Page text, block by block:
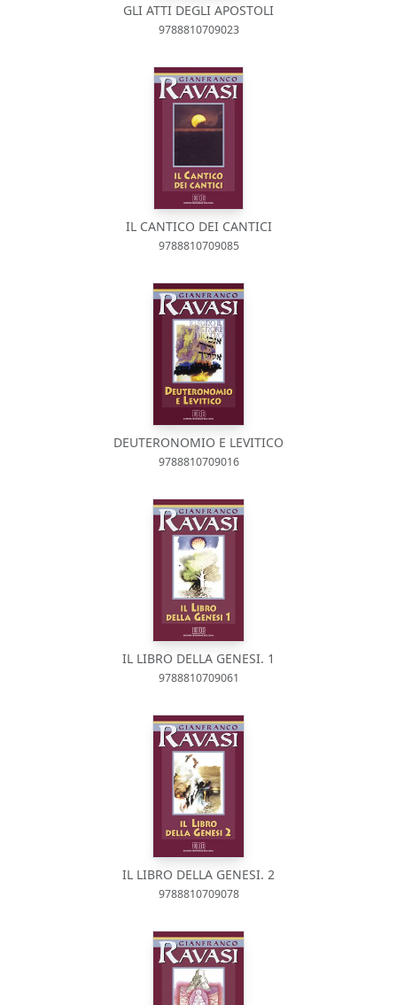
GLI ATTI DEGLI APOSTOLI
9788810709023
IL CANTICO DEI CANTICI
9788810709085
DEUTERONOMIO E LEVITICO
9788810709016
IL LIBRO DELLA GENESI. 1
9788810709061
IL LIBRO DELLA GENESI. 2
9788810709078